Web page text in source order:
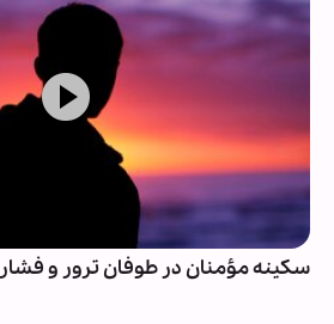
سکینه مؤمنان در طوفان ترور و فشار